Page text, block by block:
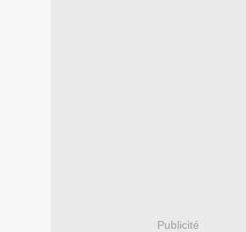
Publicité